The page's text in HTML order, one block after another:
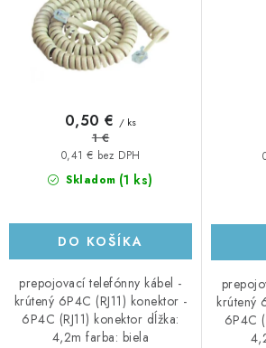
Skladom (1 ks)
0,41 € bez DPH
0,50 € / ks
1 €
DO KOŠÍKA
prepojovací telefónny kábel -
krútený 6P4C (RJ11) konektor -
6P4C (RJ11) konektor dĺžka:
4,2m farba: biela
krútený
6P4C